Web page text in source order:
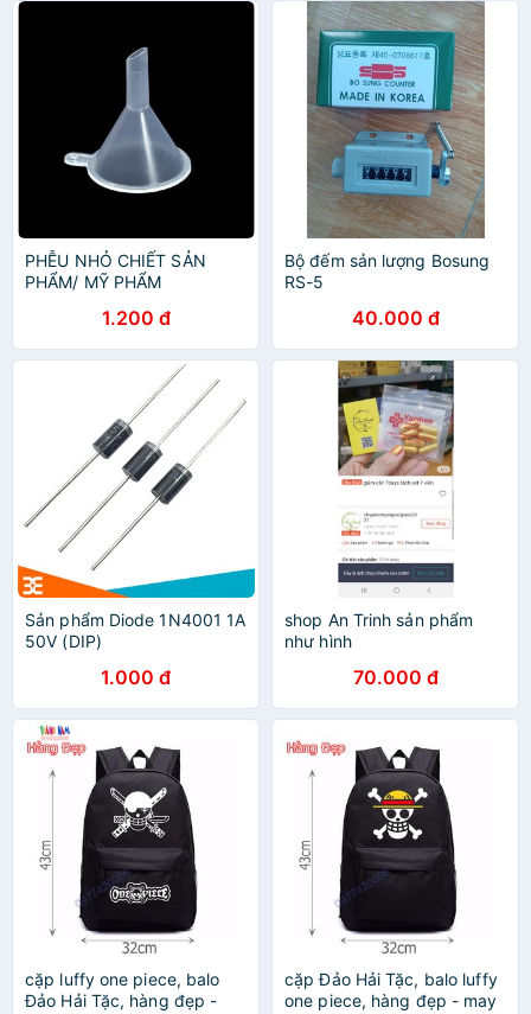
PHỄU NHỎ CHIẾT SẢN
PHẨM/ MỸ PHẨM
1.200 đ
Bộ đếm sản lượng Bosung
RS-5
40.000 đ
Sản phẩm Diode 1N4001 1A
50V (DIP)
1.000 đ
shop An Trinh sản phẩm
như hình
70.000 đ
cặp luffy one piece, balo
Đảo Hải Tặc, hàng đẹp -
cặp Đảo Hải Tặc, balo luffy
one piece, hàng đẹp - may